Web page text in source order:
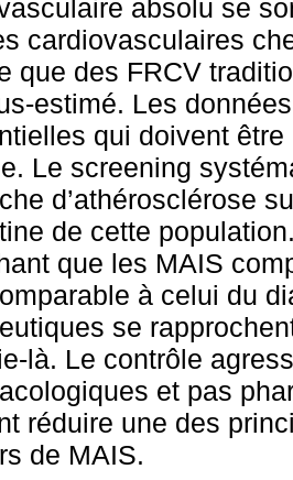
absolu se
cardiovasculaires
que des FRCV
estimé. Les
qui doivent
Le screening
d’athérosclérose
de cette
que les MAIS
à celui du
se
là. Le contrôle
et pas
réduire une des
de MAIS.